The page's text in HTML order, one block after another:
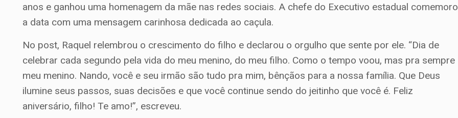
anos e ganhou uma homenagem da mãe nas redes sociais. A chefe do Executivo estadual
a data com uma mensagem carinhosa dedicada ao caçula.
No post, Raquel relembrou o crescimento do filho e declarou o orgulho que sente por ele. “Dia de
celebrar cada segundo pela vida do meu menino, do meu filho. Como o tempo voou, mas pra sempre
meu menino. Nando, você e seu irmão são tudo pra mim, bênçãos para a nossa família. Que Deus
ilumine seus passos, suas decisões e que você continue sendo do jeitinho que você é. Feliz
aniversário, filho! Te amo!”, escreveu.